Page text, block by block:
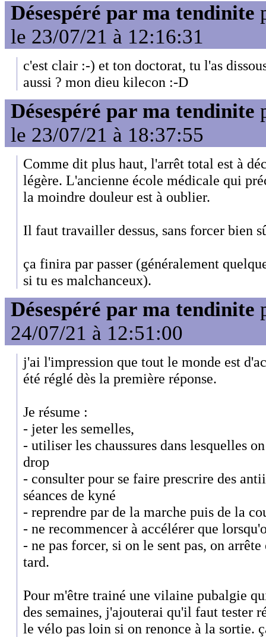
Désespéré par ma tendinite
le 23/07/21 à 12:16:31
c'est clair :-) et ton doctorat, tu l'as
aussi ? mon dieu kilecon :-D
Désespéré par ma tendinite
le 23/07/21 à 18:37:55
Comme dit plus haut, l'arrêt total est à
légère. L'ancienne école médicale qui
la moindre douleur est à oublier.
Il faut travailler dessus, sans forcer bien
ça finira par passer (généralement
si tu es malchanceux).
Désespéré par ma tendinite
24/07/21 à 12:51:00
j'ai l'impression que tout le monde est
été réglé dès la première réponse.
Je résume :
- jeter les semelles,
- utiliser les chaussures dans lesquelles
drop
- consulter pour se faire prescrire des
séances de kyné
- reprendre par de la marche puis de la
- ne recommencer à accélérer que
- ne pas forcer, si on le sent pas, on
tard.
Pour m'être trainé une vilaine pubalgie
des semaines, j'ajouterai qu'il faut tester
le vélo pas loin si on renonce à la sortie.